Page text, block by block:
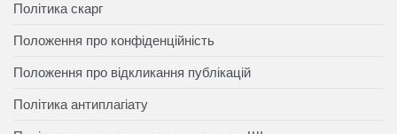
Політика скарг
Положення про конфіденційність
Положення про відкликання публікацій
Політика антиплагіату